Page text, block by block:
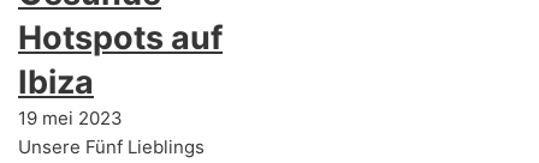
Hotspots auf
Ibiza
19 mei 2023
Unsere Fünf Lieblings